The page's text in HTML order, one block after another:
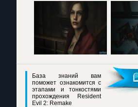
База знаний вам
поможет ознакомится с
этапами и тонкостями
прохождения Resident
Evil 2: Remake